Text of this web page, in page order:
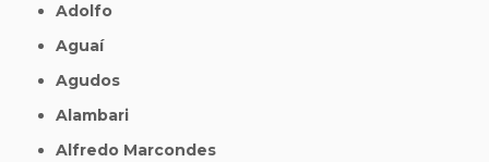
Adolfo
Aguaí
Agudos
Alambari
Alfredo Marcondes